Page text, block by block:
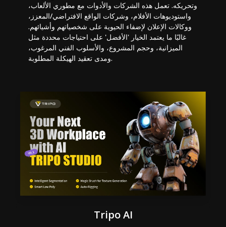
وتحريكه. تعمل هذه الشركات والأدوات مع مطوري الألعاب،
واستوديوهات الأفلام، وشركات الواقع الافتراضي/المعزز،
ووكالات الإعلان لإضفاء الحيوية على شخصياتهم وأشيائهم.
غالبًا ما يعتمد الخيار 'الأفضل' على احتياجات محددة مثل
الميزانية، وحجم المشروع، والأسلوب الفني المرغوب،
ومدى تعقيد الهيكلة المطلوبة.
Tripo AI